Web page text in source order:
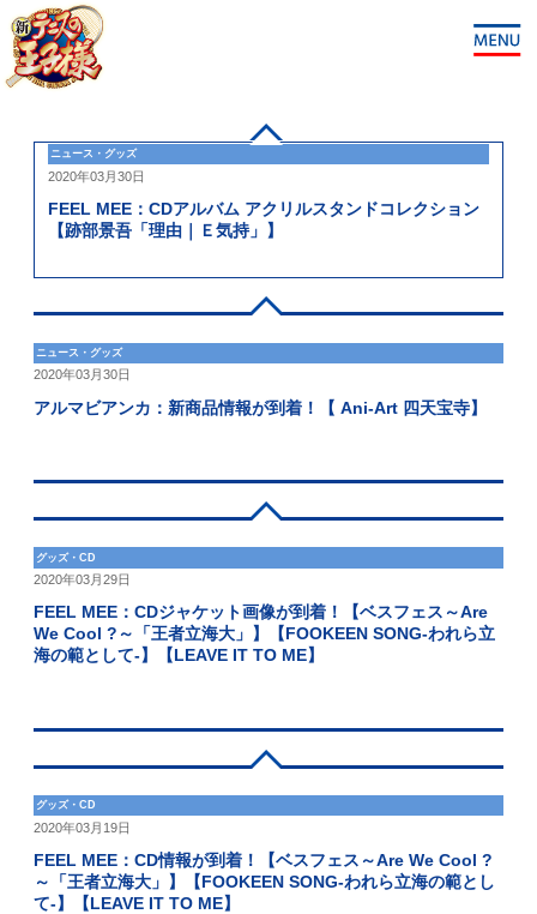
ニュース・グッズ
2020年03月30日
FEEL MEE：CDアルバム アクリルスタンドコレクション
【跡部景吾「理由｜Ｅ気持」】
ニュース・グッズ
2020年03月30日
アルマビアンカ：新商品情報が到着！【 Ani-Art 四天宝寺】
グッズ・CD
2020年03月29日
FEEL MEE：CDジャケット画像が到着！【ベスフェス～Are
We Cool ?～「王者立海大」】【FOOKEEN SONG-われら立
海の範として-】【LEAVE IT TO ME】
グッズ・CD
2020年03月19日
FEEL MEE：CD情報が到着！【ベスフェス～Are We Cool ?
～「王者立海大」】【FOOKEEN SONG-われら立海の範とし
て-】【LEAVE IT TO ME】